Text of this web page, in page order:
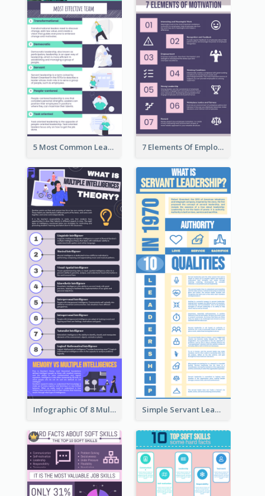
5 Most Common Leadership Styles Infographic 7 Elements Of Employee Motivation Infographic
Infographic Of 8 Multiple Intelligences You Need To Know Simple Servant Leadership Infographic Design Idea